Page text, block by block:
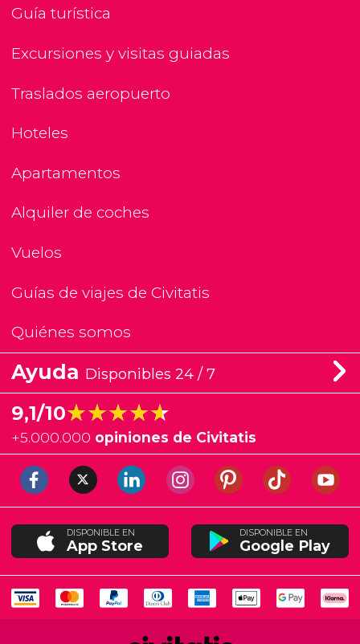
Guía turística
Excursiones y visitas guiadas
Traslados aeropuerto
Hoteles
Apartamentos
Alquiler de coches
Vuelos
Guías de viajes de Civitatis
Quiénes somos
Ayuda Disponibles 24 / 7
9,1/10★★★★★
★★★★★
+5.000.000 opiniones de Civitatis
DISPONIBLE EN
App Store
DISPONIBLE EN
Google Play